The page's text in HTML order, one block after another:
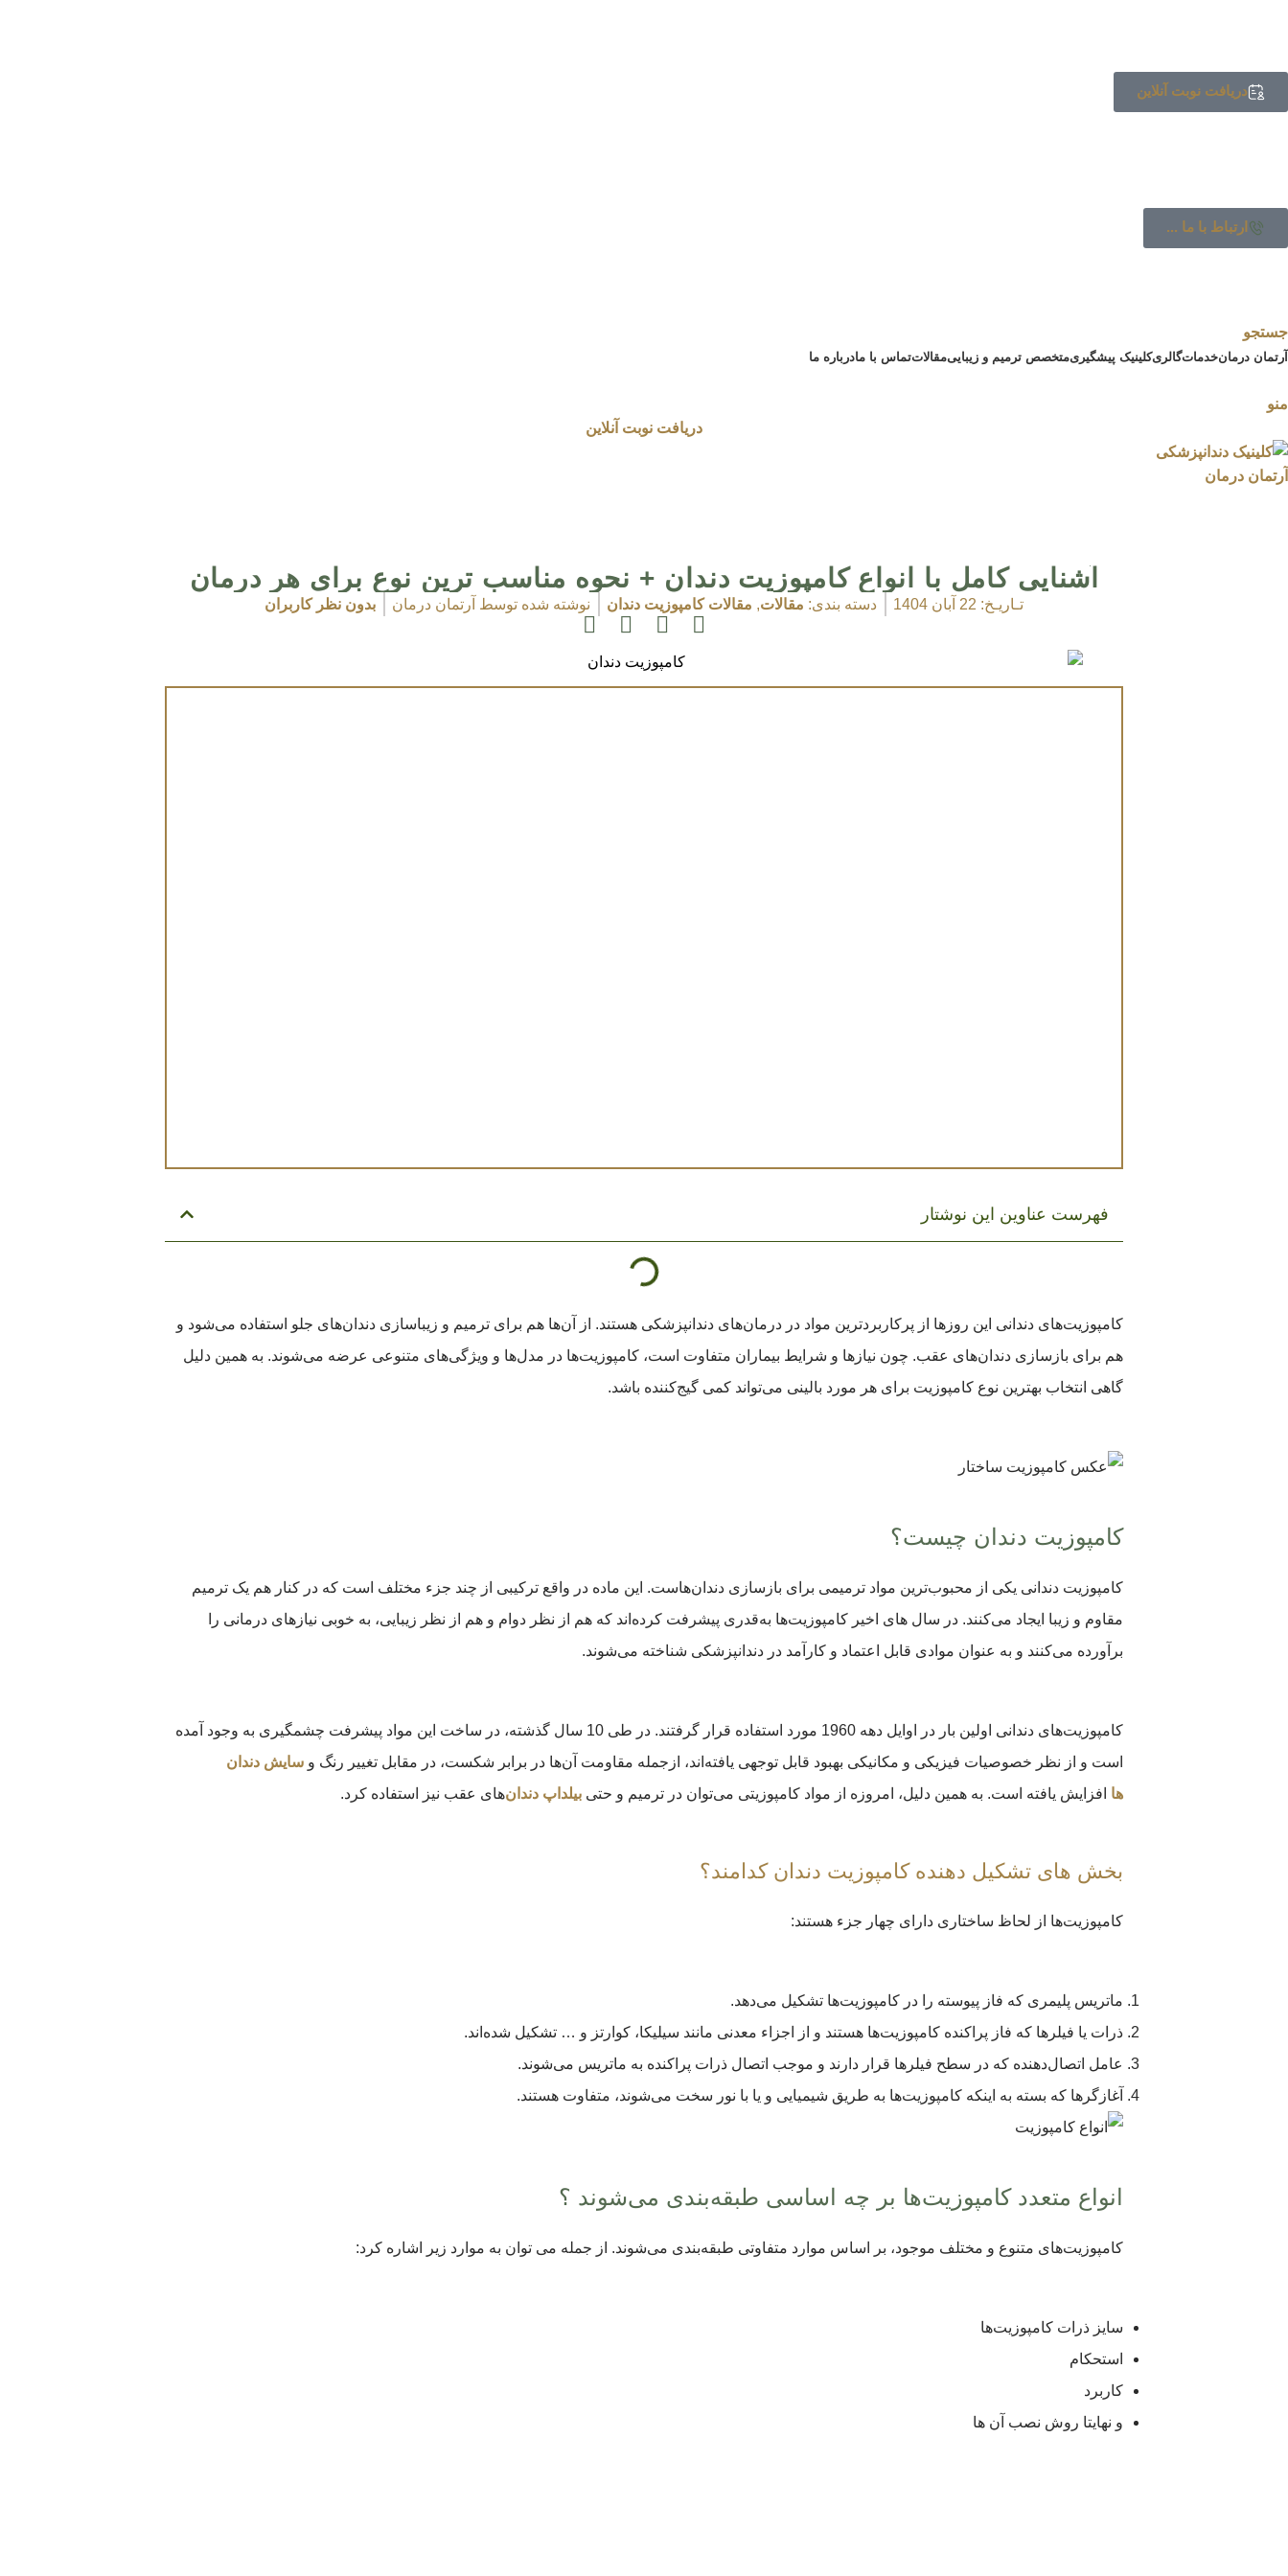
دریافت نوبت آنلاین
ارتباط با ما ...
جستجو
آرتمان درمانخدماتگالریکلینیک پیشگیریمتخصص ترمیم و زیباییمقالاتتماس با مادرباره ما
منو
دریافت نوبت آنلاین
آشنایی کامل با انواع کامپوزیت دندان + نحوه مناسب ترین نوع برای هر درمان
تـاریـخ: 22 آبان 1404 دسته بندی: مقالات, مقالات کامپوزیت دندان نوشته شده توسط آرتمان درمان بدون نظر کاربران
فهرست عناوین این نوشتار
کامپوزیت‌های دندانی این روزها از پرکاربردترین مواد در درمان‌های دندانپزشکی هستند. از آن‌ها هم برای ترمیم و زیباسازی دندان‌های جلو استفاده می‌شود و
هم برای بازسازی دندان‌های عقب. چون نیازها و شرایط بیماران متفاوت است، کامپوزیت‌ها در مدل‌ها و ویژگی‌های متنوعی عرضه می‌شوند. به همین دلیل
گاهی انتخاب بهترین نوع کامپوزیت برای هر مورد بالینی می‌تواند کمی گیج‌کننده باشد.
کامپوزیت دندان چیست؟
کامپوزیت دندانی یکی از محبوب‌ترین مواد ترمیمی برای بازسازی دندان‌هاست. این ماده در واقع ترکیبی از چند جزء مختلف است که در کنار هم یک ترمیم
مقاوم و زیبا ایجاد می‌کنند. در سال های اخیر کامپوزیت‌ها به‌قدری پیشرفت کرده‌اند که هم از نظر دوام و هم از نظر زیبایی، به خوبی نیازهای درمانی را
برآورده می‌کنند و به عنوان موادی قابل اعتماد و کارآمد در دندانپزشکی شناخته می‌شوند.
کامپوزیت‌های دندانی اولین بار در اوایل دهه 1960 مورد استفاده قرار گرفتند. در طی 10 سال گذشته، در ساخت این مواد پیشرفت چشمگیری به وجود آمده
است و از نظر خصوصیات فیزیکی و مکانیکی بهبود قابل توجهی یافته‌اند، ازجمله مقاومت آن‌ها در برابر شکست، در مقابل تغییر رنگ و سایش‌ دندان
ها افزایش یافته است. به همین دلیل، امروزه از مواد کامپوزیتی می‌توان در ترمیم و حتی بیلداپ دندان‌های عقب نیز استفاده کرد.
بخش های تشکیل دهنده کامپوزیت دندان کدامند؟
کامپوزیت‌ها از لحاظ ساختاری دارای چهار جزء هستند:
ماتریس پلیمری که فاز پیوسته را در کامپوزیت‎‌ها تشکیل می‌دهد.
ذرات یا فیلرها که فاز پراکنده کامپوزیت‌ها هستند و از اجزاء معدنی مانند سیلیکا، کوارتز و … تشکیل شده‌اند.
عامل اتصال‌دهنده که در سطح فیلرها قرار دارند و موجب اتصال ذرات پراکنده به ماتریس می‌شوند.
آغازگرها که بسته به اینکه کامپوزیت‌ها به طریق شیمیایی و یا با نور سخت می‌شوند، متفاوت هستند.
انواع متعدد کامپوزیت‌ها بر چه اساسی طبقه‌بندی می‌شوند ؟
کامپوزیت‌های متنوع و مختلف موجود، بر اساس موارد متفاوتی طبقه‌بندی می‌شوند. از جمله می توان به موارد زیر اشاره کرد:
سایز ذرات کامپوزیت‌ها
استحکام
کاربرد
و نهایتا روش نصب آن ها